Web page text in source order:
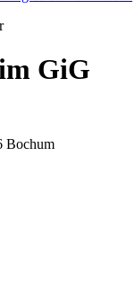
GiG
Bochum